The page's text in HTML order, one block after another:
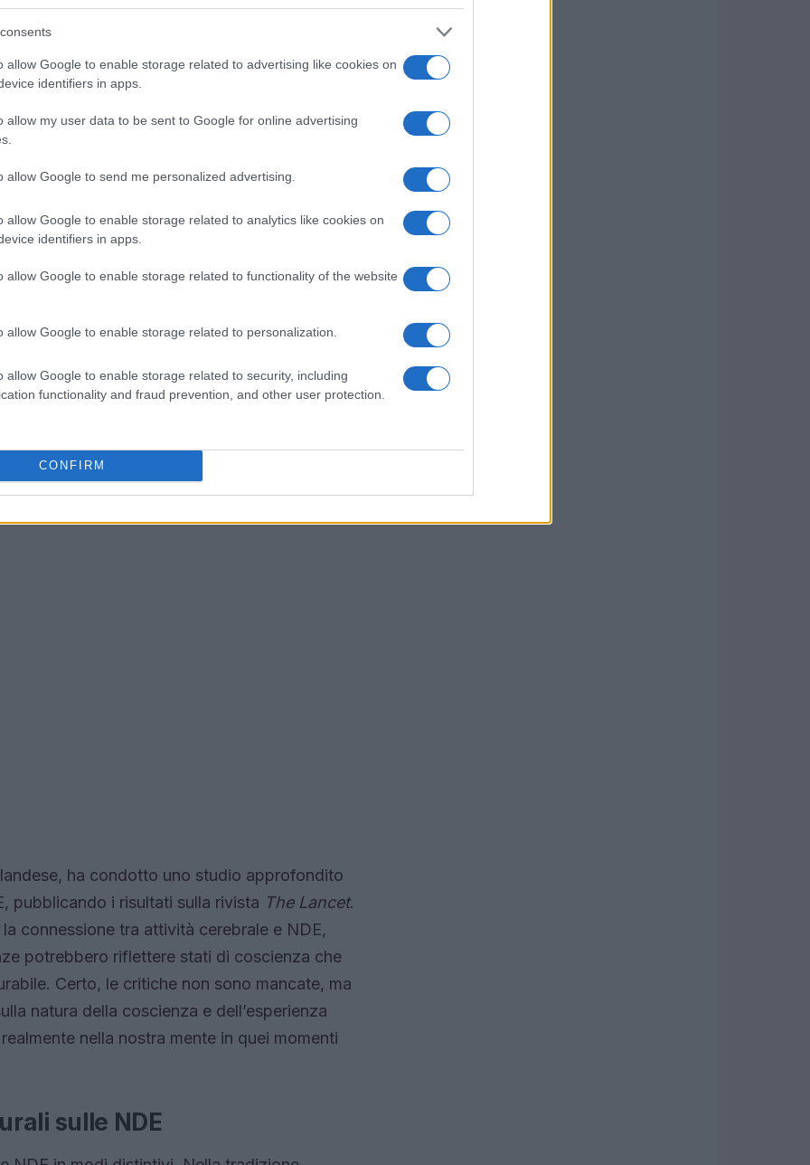
allow Google to enable storage related to advertising like cookies on
identifiers in apps.
allow my user data to be sent to Google for online advertising
allow Google to send me personalized advertising.
allow Google to enable storage related to analytics like cookies on
identifiers in apps.
allow Google to enable storage related to functionality of the website
allow Google to enable storage related to personalization.
allow Google to enable storage related to security, including
functionality and fraud prevention, and other user protection.
CONFIRM
Chi investe nella ricerca del mistero della
ilmistero delle NDE
possano essere il risultato di alterazioni
durante situazioni estreme. Immagina la
dar vita a visioni di tunnel luminosi e a
parte, c’è chi interpreta queste
morte, ritenendo di entrare in contatto con
ti sembra più plausibile?
di NDE
spesso condivide elementi simili, come la
visione di una luce intensa e la revisione della
molti studiosi a considerare le NDE come un
di trascendere differenze culturali e
le nostre diverse credenze, ci sia
ha condotto uno studio approfondito
pubblicando i risultati sulla rivista The Lancet.
connessione tra attività cerebrale e NDE,
potrebbero riflettere stati di coscienza che
Certo, le critiche non sono mancate, ma
natura della coscienza e dell’esperienza
nella nostra mente in quei momenti
sulle NDE